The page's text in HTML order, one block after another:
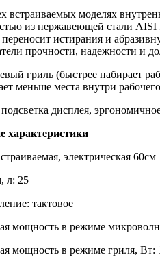
встраиваемых моделях
из нержавеющей стали
переносит истирания и
прочности, надежности и
гриль (быстрее набирает
меньше места внутри
дисплея,
характеристики
электрическая 60см
л: 25
тактовое
мощность в режиме
мощность в режиме гриля, Вт: